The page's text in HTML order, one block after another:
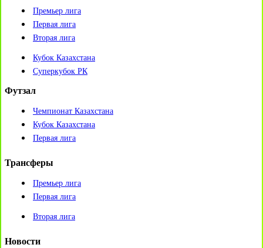
Премьер лига
Первая лига
Вторая лига
Кубок Казахстана
Суперкубок РК
Футзал
Чемпионат Казахстана
Кубок Казахстана
Первая лига
Трансферы
Премьер лига
Первая лига
Вторая лига
Новости